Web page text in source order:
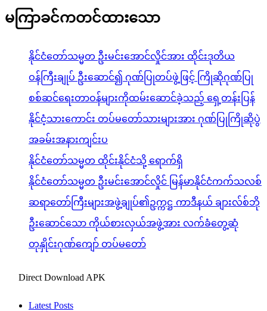
မကြာခင်ကတင်ထားသော
နိုင်ငံတော်သမ္မတ ဦးမင်းအောင်လှိုင်အား ထိုင်းဒုတိယ
ဝန်ကြီးချုပ် ဦးဆောင်၍ ဂုဏ်ပြုတပ်ဖွဲ့ဖြင့် ကြိုဆိုဂုဏ်ပြု
စစ်ဆင်ရေးတာဝန်များကိုထမ်းဆောင်ခဲ့သည့် ရှေ့တန်းပြန်
နိုင်ငံ့သားကောင်း တပ်မတော်သားများအား ဂုဏ်ပြုကြိုဆိုပွဲ
အခမ်းအနားကျင်းပ
နိုင်ငံတော်သမ္မတ ထိုင်းနိုင်ငံသို့ ရောက်ရှိ
နိုင်ငံတော်သမ္မတ ဦးမင်းအောင်လှိုင် မြန်မာနိုင်ငံကက်သလစ်
ဆရာတော်ကြီးများအဖွဲ့ချုပ်၏ဥက္ကဋ္ဌ ကာဒီနယ် ချားလ်စ်ဘို
ဦးဆောင်သော ကိုယ်စားလှယ်အဖွဲ့အား လက်ခံတွေ့ဆုံ
တုနှိုင်းဂုဏ်ကျော် တပ်မတော်
Direct Download APK
Latest Posts